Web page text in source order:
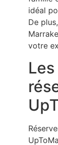
idéal
De
votre